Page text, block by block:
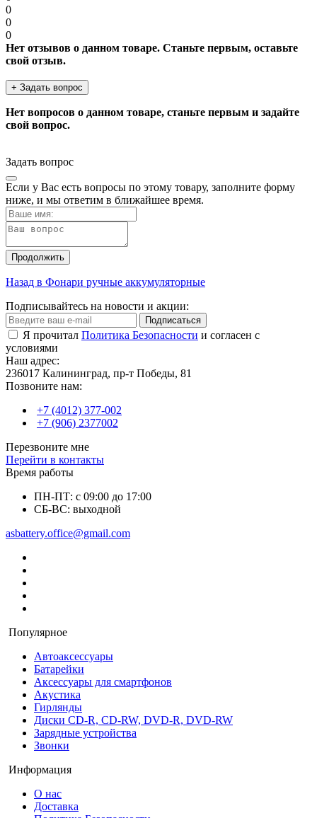
0
0
0
Нет отзывов о данном товаре. Станьте первым, оставьте
свой отзыв.
+ Задать вопрос
Нет вопросов о данном товаре, станьте первым и задайте
свой вопрос.
Задать вопрос
Если у Вас есть вопросы по этому товару, заполните форму
ниже, и мы ответим в ближайшее время.
Продолжить
Назад в Фонари ручные аккумуляторные
Подписывайтесь на новости и акции:
Подписаться
Я прочитал Политика Безопасности и согласен с
условиями
Наш адрес:
236017 Калининград,​ пр-т Победы, 81
Позвоните нам:
+7 (4012) 377-002
+7 (906) 2377002
Перезвоните мне
Перейти в контакты
Время работы
ПН-ПТ: с 09:00 до 17:00
СБ-ВС: выходной
asbattery.office@gmail.com
Популярное
Автоаксессуары
Батарейки
Аксессуары для смартфонов
Акустика
Гирлянды
Диски CD-R, CD-RW, DVD-R, DVD-RW
Зарядные устройства
Звонки
Информация
О нас
Доставка